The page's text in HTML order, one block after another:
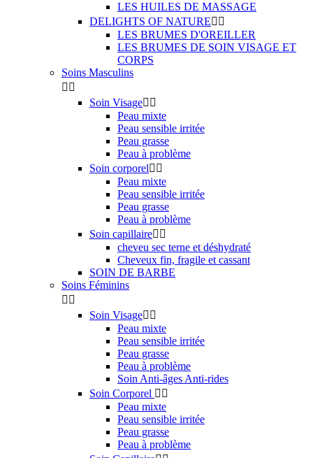
LES HUILES DE MASSAGE
DELIGHTS OF NATURE 
LES BRUMES D'OREILLER
LES BRUMES DE SOIN VISAGE ET
CORPS
Soins Masculins
 
Soin Visage 
Peau mixte
Peau sensible irritée
Peau grasse
Peau à problème
Soin corporel 
Peau mixte
Peau sensible irritée
Peau grasse
Peau à problème
Soin capillaire 
cheveu sec terne et déshydraté
Cheveux fin, fragile et cassant
SOIN DE BARBE
Soins Féminins
 
Soin Visage 
Peau mixte
Peau sensible irritée
Peau grasse
Peau à problème
Soin Anti-âges Anti-rides
Soin Corporel  
Peau mixte
Peau sensible irritée
Peau grasse
Peau à problème